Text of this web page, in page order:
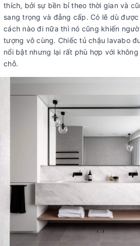
thích, bởi sự bền bỉ theo thời gian và
sang trọng và đẳng cấp. Có lẽ dù
cách nào đi nữa thì nó cũng khiến
tượng vô cùng. Chiếc tủ chậu lavabo
nổi bật nhưng lại rất phù hợp với
chỗ.